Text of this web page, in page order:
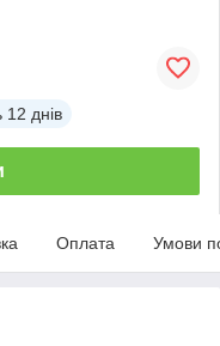
12 днів
Оплата Умови